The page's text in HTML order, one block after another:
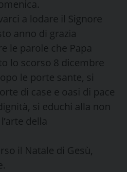
a lodare il Signore
anno di grazia
le parole che Papa
lo scorso 8 dicembre
le porte sante, si
di case e oasi di pace
si educhi alla non
della
il Natale di Gesù,